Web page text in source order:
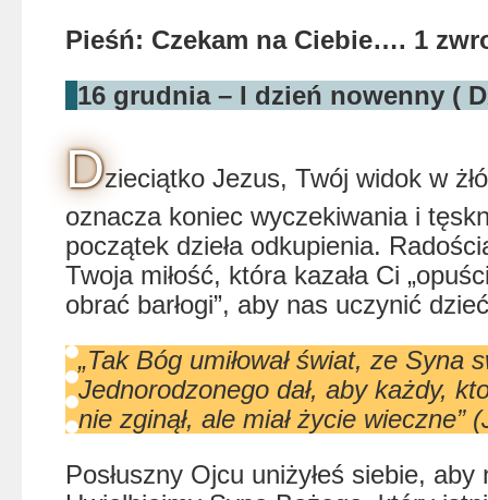
Pieśń: Czekam na Ciebie…. 1
16 grudnia – I dzień nowenny (
Dzieciątko Jezus, Twój widok w
oznacza koniec wyczekiwania i
początek dzieła odkupienia.
Twoja miłość, która kazała Ci
obrać barłogi”, aby nas uczynić
„Tak Bóg umiłował świat, ze Syna
Jednorodzonego dał, aby każdy,
nie zginął, ale miał życie wieczne”
Posłuszny Ojcu uniżyłeś siebie,